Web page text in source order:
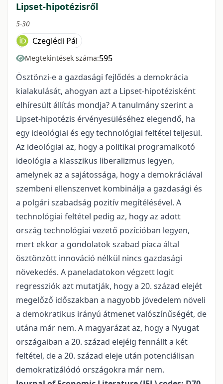
Lipset-hipotézisről
5-30
Czeglédi Pál
Megtekintések száma:595
Ösztönzi-e a gazdasági fejlődés a demokrácia
kialakulását, ahogyan azt a Lipset-hipotézisként
elhíresült állítás mondja? A tanulmány szerint a
Lipset-hipotézis érvényesüléséhez elegendő, ha
egy ideológiai és egy technológiai feltétel teljesül.
Az ideológiai az, hogy a politikai programalkotó
ideológia a klasszikus liberalizmus legyen,
amelynek az a sajátossága, hogy a demokráciával
szembeni ellenszenvet kombinálja a gazdasági és
a polgári szabadság pozitív megítélésével. A
technológiai feltétel pedig az, hogy az adott
ország technológiai vezető pozícióban legyen,
mert ekkor a gondolatok szabad piaca által
ösztönzött innováció nélkül nincs gazdasági
növekedés. A paneladatokon végzett logit
regressziók azt mutatják, hogy a 20. század elejét
megelőző időszakban a nagyobb jövedelem növeli
a demokratikus irányú átmenet valószínűségét, de
utána már nem. A magyarázat az, hogy a Nyugat
országaiban a 20. század elejéig fennállt a két
feltétel, de a 20. század eleje után potenciálisan
demokratizálódó országokra már nem.